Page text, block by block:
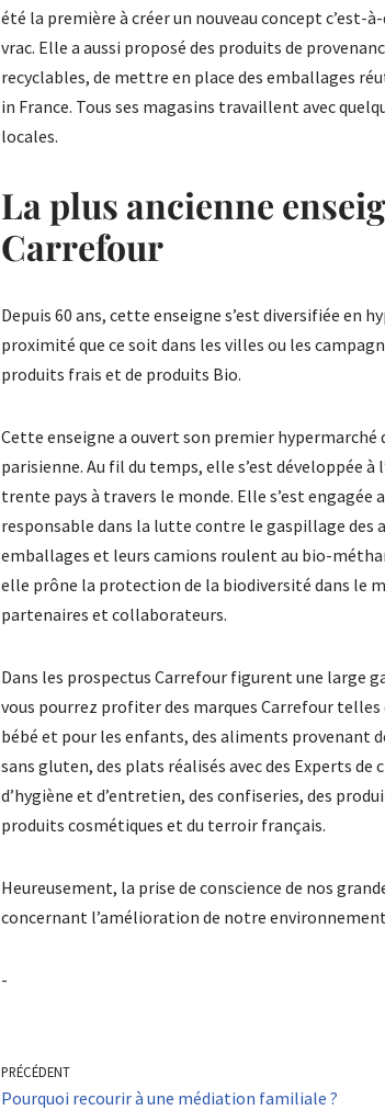
été la première à créer un nouveau concept c’est-
vrac. Elle a aussi proposé des produits de
recyclables, de mettre en place des emballages
in France. Tous ses magasins travaillent avec
locales.
La plus ancienne
Carrefour
Depuis 60 ans, cette enseigne s’est diversifiée en
proximité que ce soit dans les villes ou les
produits frais et de produits Bio.
Cette enseigne a ouvert son premier hypermarché
parisienne. Au fil du temps, elle s’est développée
trente pays à travers le monde. Elle s’est engagée
responsable dans la lutte contre le gaspillage des
emballages et leurs camions roulent au bio-
elle prône la protection de la biodiversité dans le
partenaires et collaborateurs.
Dans les prospectus Carrefour figurent une large
vous pourrez profiter des marques Carrefour telles
bébé et pour les enfants, des aliments provenant
sans gluten, des plats réalisés avec des Experts
d’hygiène et d’entretien, des confiseries, des
produits cosmétiques et du terroir français.
Heureusement, la prise de conscience de nos
concernant l’amélioration de notre
-
PRÉCÉDENT
Pourquoi recourir à une médiation familiale ?